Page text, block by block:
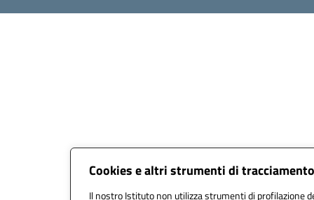
Cookies e altri strumenti di tracciamento
Il nostro Istituto non utilizza strumenti di profilazione